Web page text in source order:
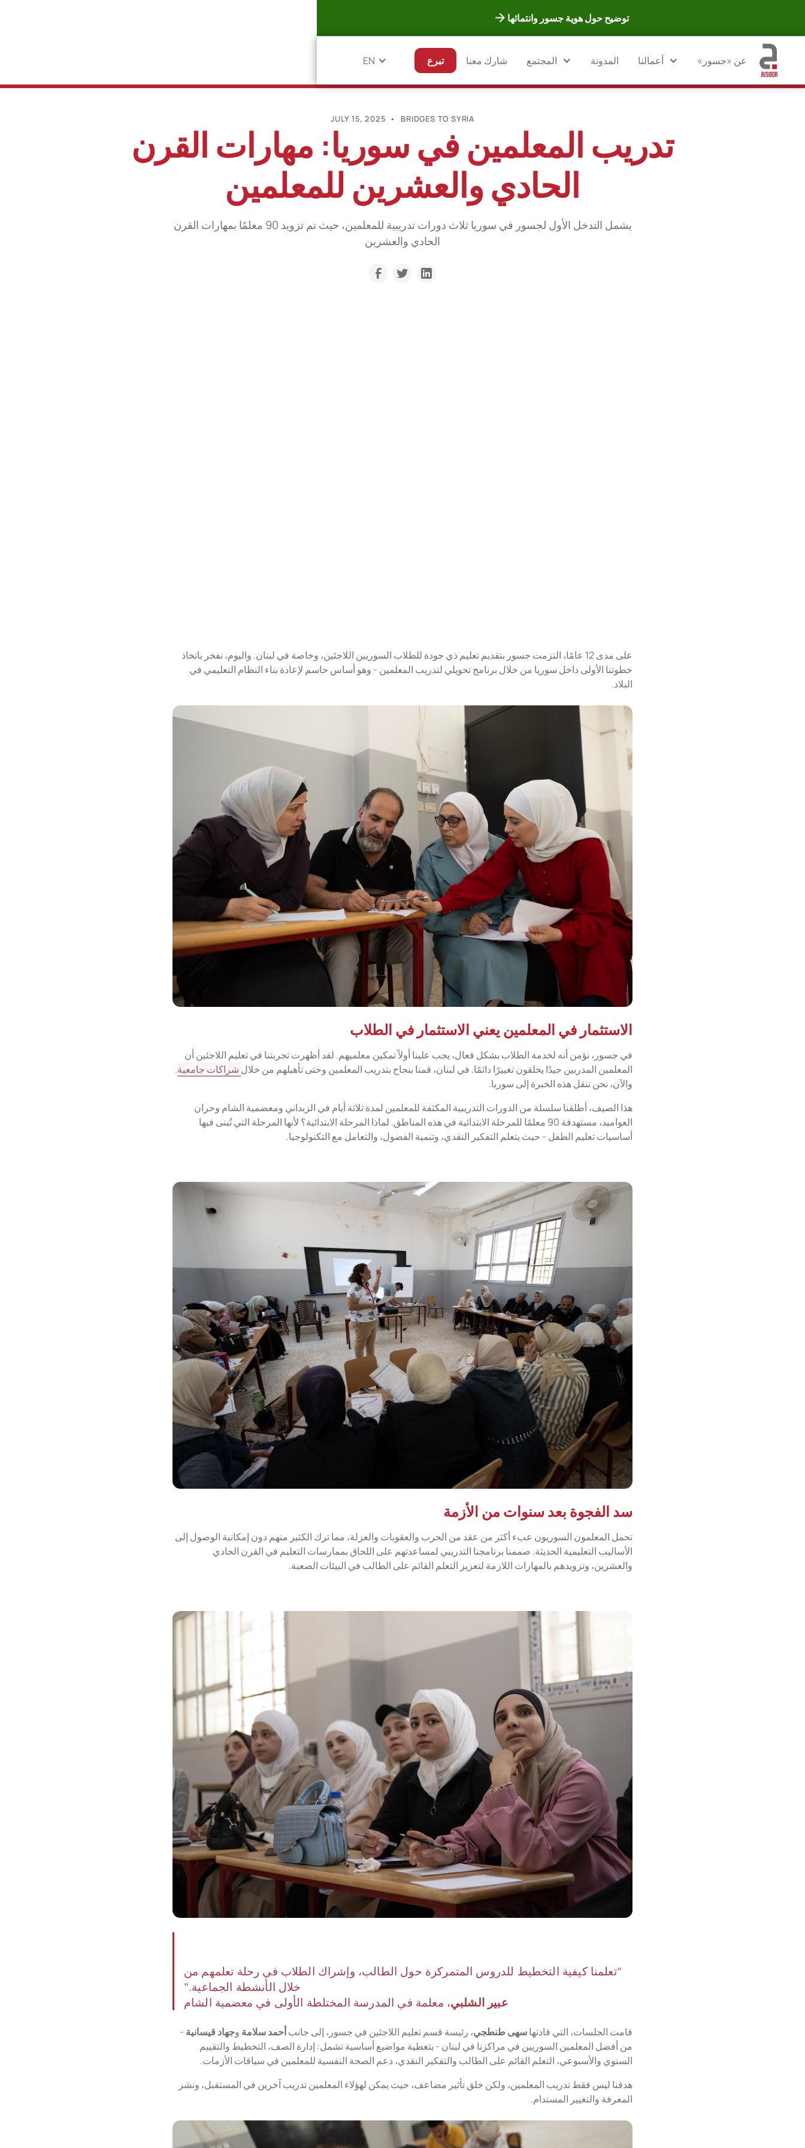
توضيح حول هوية جسور وانتمائها
عن «جسور» أعمالنا المدونة المجتمع شارك معنا تبرع EN
BRIDGES TO SYRIA
•
JULY 15, 2025
تدريب المعلمين في سوريا: مهارات القرن
الحادي والعشرين للمعلمين
يشمل التدخل الأول لجسور في سوريا ثلاث دورات تدريبية للمعلمين، حيث تم تزويد 90 معلمًا بمهارات القرن
الحادي والعشرين
على مدى 12 عامًا، التزمت جسور بتقديم تعليم ذي جودة للطلاب السوريين اللاجئين، وخاصة في لبنان. واليوم، نفخر باتخاذ
خطوتنا الأولى داخل سوريا من خلال برنامج تحويلي لتدريب المعلمين - وهو أساس حاسم لإعادة بناء النظام التعليمي في
البلاد.
الاستثمار في المعلمين يعني الاستثمار في الطلاب
في جسور، نؤمن أنه لخدمة الطلاب بشكل فعال، يجب علينا أولاً تمكين معلميهم. لقد أظهرت تجربتنا في تعليم اللاجئين أن
المعلمين المدربين جيدًا يخلقون تغييرًا دائمًا. في لبنان، قمنا بنجاح بتدريب المعلمين وحتى تأهيلهم من خلال شراكات جامعية.
والآن، نحن ننقل هذه الخبرة إلى سوريا.
هذا الصيف، أطلقنا سلسلة من الدورات التدريبية المكثفة للمعلمين لمدة ثلاثة أيام في الزبداني ومعضمية الشام وحران
العواميد، مستهدفة 90 معلمًا للمرحلة الابتدائية في هذه المناطق. لماذا المرحلة الابتدائية؟ لأنها المرحلة التي تُبنى فيها
أساسيات تعليم الطفل - حيث يتعلم التفكير النقدي، وتنمية الفضول، والتعامل مع التكنولوجيا.
سد الفجوة بعد سنوات من الأزمة
تحمل المعلمون السوريون عبء أكثر من عقد من الحرب والعقوبات والعزلة، مما ترك الكثير منهم دون إمكانية الوصول إلى
الأساليب التعليمية الحديثة. صممنا برنامجنا التدريبي لمساعدتهم على اللحاق بممارسات التعليم في القرن الحادي
والعشرين، وتزويدهم بالمهارات اللازمة لتعزيز التعلم القائم على الطالب في البيئات الصعبة.
"تعلمنا كيفية التخطيط للدروس المتمركزة حول الطالب، وإشراك الطلاب في رحلة تعلمهم من
خلال الأنشطة الجماعية."
عبير الشلبي، معلمة في المدرسة المختلطة الأولى في معضمية الشام
قامت الجلسات، التي قادتهاسهى طنطجي، رئيسة قسم تعليم اللاجئين في جسور، إلى جانبأحمد سلامة وجهاد قيسانية -
من أفضل المعلمين السوريين في مراكزنا في لبنان - بتغطية مواضيع أساسية تشمل: إدارة الصف، التخطيط والتقييم
السنوي والأسبوعي، التعلم القائم على الطالب والتفكير النقدي، دعم الصحة النفسية للمعلمين في سياقات الأزمات.
هدفنا ليس فقط تدريب المعلمين، ولكن خلق تأثير مضاعف، حيث يمكن لهؤلاء المعلمين تدريب آخرين في المستقبل، ونشر
المعرفة والتغيير المستدام.